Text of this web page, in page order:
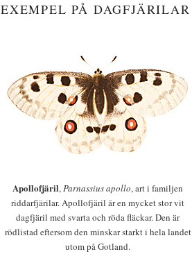
EXEMPEL PÅ DAGFJÄRILAR
Apollofjäril,Parnassius apollo, art i familjen
riddarfjärilar. Apollofjäril är en mycket stor vit
dagfjäril med svarta och röda fläckar. Den är
rödlistad eftersom den minskar starkt i hela landet
utom på Gotland.